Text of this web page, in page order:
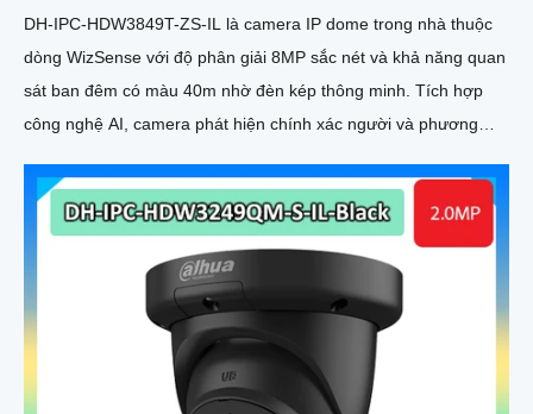
DH-IPC-HDW3849T-ZS-IL là camera IP dome trong nhà thuộc
dòng WizSense với độ phân giải 8MP sắc nét và khả năng quan
sát ban đêm có màu 40m nhờ đèn kép thông minh. Tích hợp
công nghệ AI, camera phát hiện chính xác người và phương
đảm bảo lưu trữ linh hoạt và chi tiết, hỗ trợ PoE tiện lợi đây là
giải pháp giám sát an ninh hiệu quả